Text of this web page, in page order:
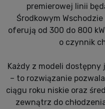
premierowej linii
Środkowym
oferują od 300 do 800
o czynnik
Każdy z modeli
– to rozwiązanie
ciągu roku niskie oraz
zewnątrz do